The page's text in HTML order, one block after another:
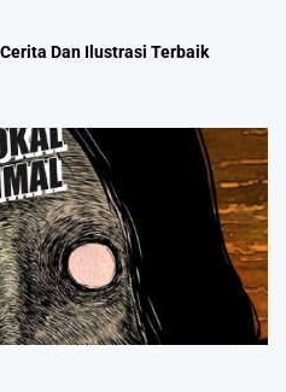
Dan Ilustrasi Terbaik